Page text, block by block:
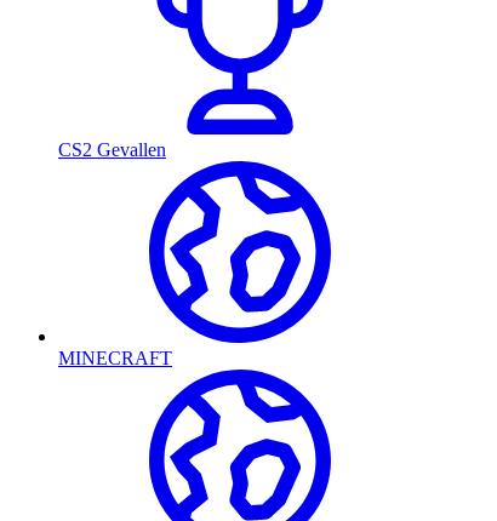
CS2 Gevallen
MINECRAFT